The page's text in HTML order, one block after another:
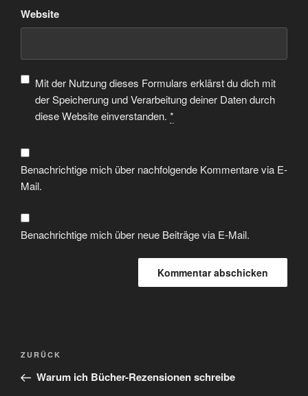
Website
Mit der Nutzung dieses Formulars erklärst du dich mit
der Speicherung und Verarbeitung deiner Daten durch
diese Website einverstanden. *
Benachrichtige mich über nachfolgende Kommentare via E-
Mail.
Benachrichtige mich über neue Beiträge via E-Mail.
ZURÜCK
Warum ich Bücher-Rezensionen schreibe